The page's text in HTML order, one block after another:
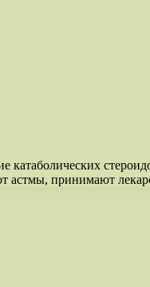
катаболических
астмы, принимают